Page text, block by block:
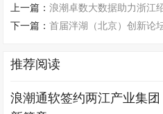
上一篇：浪潮卓数大数据助力浙江
下一篇：首届泮湖（北京）创新论
推荐阅读
浪潮通软签约两江产业集